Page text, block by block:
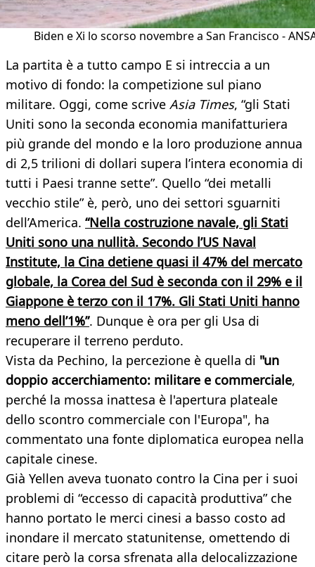
Biden e Xi lo scorso novembre a San Francisco -
La partita è a tutto campo E si intreccia a un
motivo di fondo: la competizione sul piano
militare. Oggi, come scrive Asia Times, “gli Stati
Uniti sono la seconda economia manifatturiera
più grande del mondo e la loro produzione annua
di 2,5 trilioni di dollari supera l’intera economia di
tutti i Paesi tranne sette”. Quello “dei metalli
vecchio stile” è, però, uno dei settori sguarniti
dell’America. “Nella costruzione navale, gli Stati
Uniti sono una nullità. Secondo l’US Naval
Institute, la Cina detiene quasi il 47% del mercato
globale, la Corea del Sud è seconda con il 29% e il
Giappone è terzo con il 17%. Gli Stati Uniti hanno
meno dell’1%”. Dunque è ora per gli Usa di
recuperare il terreno perduto.
Vista da Pechino, la percezione è quella di "un
doppio accerchiamento: militare e commerciale,
perché la mossa inattesa è l'apertura plateale
dello scontro commerciale con l'Europa", ha
commentato una fonte diplomatica europea nella
capitale cinese.
Già Yellen aveva tuonato contro la Cina per i suoi
problemi di “eccesso di capacità produttiva” che
hanno portato le merci cinesi a basso costo ad
inondare il mercato statunitense, omettendo di
citare però la corsa sfrenata alla delocalizzazione